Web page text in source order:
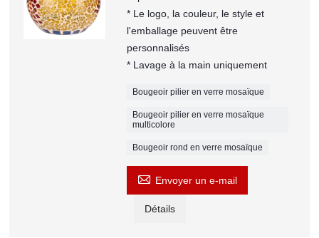
* Le logo, la couleur, le style et
l'emballage peuvent être
personnalisés
* Lavage à la main uniquement
Bougeoir pilier en verre mosaïque
Bougeoir pilier en verre mosaïque
multicolore
Bougeoir rond en verre mosaïque
 Envoyer un e-mail
Détails